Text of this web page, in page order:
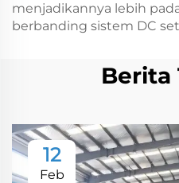
menjadikannya lebih
berbanding sistem DC
Berita
12
Feb